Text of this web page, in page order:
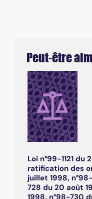
Peut-être
Loi n°99-1121
ratification des
juillet 1998,
728 du 20 août